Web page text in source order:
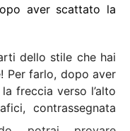
aver scattato la
dello stile che hai
Per farlo, dopo aver
freccia verso l’alto
contrassegnata